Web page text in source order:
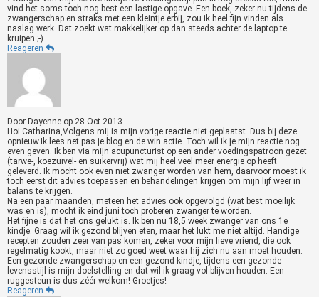
vind het soms toch nog best een lastige opgave. Een boek, zeker nu tijdens de
zwangerschap en straks met een kleintje erbij, zou ik heel fijn vinden als
naslag werk. Dat zoekt wat makkelijker op dan steeds achter de laptop te
kruipen ;-)
Reageren
Door Dayenne op 28 Oct 2013
Hoi Catharina,Volgens mij is mijn vorige reactie niet geplaatst. Dus bij deze
opnieuw.Ik lees net pas je blog en de win actie. Toch wil ik je mijn reactie nog
even geven. Ik ben via mijn acupuncturist op een ander voedingspatroon gezet
(tarwe-, koezuivel- en suikervrij) wat mij heel veel meer energie op heeft
geleverd. Ik mocht ook even niet zwanger worden van hem, daarvoor moest ik
toch eerst dit advies toepassen en behandelingen krijgen om mijn lijf weer in
balans te krijgen.
Na een paar maanden, meteen het advies ook opgevolgd (wat best moeilijk
was en is), mocht ik eind juni toch proberen zwanger te worden.
Het fijne is dat het ons gelukt is. Ik ben nu 18,5 week zwanger van ons 1e
kindje. Graag wil ik gezond blijven eten, maar het lukt me niet altijd. Handige
recepten zouden zeer van pas komen, zeker voor mijn lieve vriend, die ook
regelmatig kookt, maar niet zo goed weet waar hij zich nu aan moet houden.
Een gezonde zwangerschap en een gezond kindje, tijdens een gezonde
levensstijl is mijn doelstelling en dat wil ik graag vol blijven houden. Een
ruggesteun is dus zéér welkom! Groetjes!
Reageren